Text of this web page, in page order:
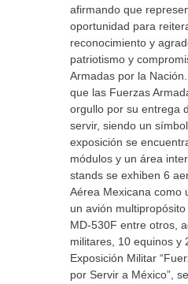
afirmando que
oportunidad para
reconocimiento y
patriotismo y
Armadas por la
que las Fuerzas
orgullo por su entrega
servir, siendo un
exposición se
módulos y un área
stands se exhiben 6
Aérea Mexicana como
un avión
MD-530F entre otros,
militares, 10 equinos y
Exposición Militar
por Servir a México”,